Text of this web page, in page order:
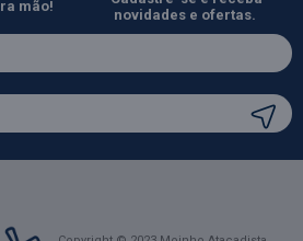
mão!
novidades e ofertas.